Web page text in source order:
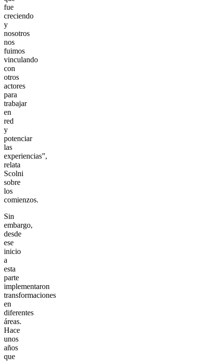
fue
creciendo
y
nosotros
nos
fuimos
vinculando
con
otros
actores
para
trabajar
en
red
y
potenciar
las
experiencias”,
relata
Scolni
sobre
los
comienzos.
Sin
embargo,
desde
ese
inicio
a
esta
parte
implementaron
transformaciones
en
diferentes
áreas.
Hace
unos
años
que